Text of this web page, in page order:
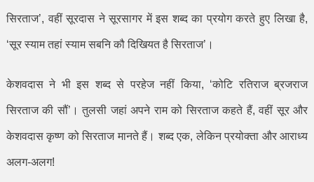
सिरताज’,वहीं सूरदास ने सूरसागर में इस शब्द का प्रयोग करते हुए लिखा है,
‘सूर स्याम तहां स्याम सबनि कौ दिखियत है सिरताज’ ।
केशवदास ने भी इस शब्द से परहेज नहीं किया, ‘कोटि रतिराज ब्रजराज
सिरताज की सौं’ । तुलसी जहां अपने राम को सिरताज कहते हैं,वहीं सूर और
केशवदास कृष्ण को सिरताज मानते हैं। शब्द एक,लेकिन प्रयोक्ता और आराध्य
अलग-अलग!